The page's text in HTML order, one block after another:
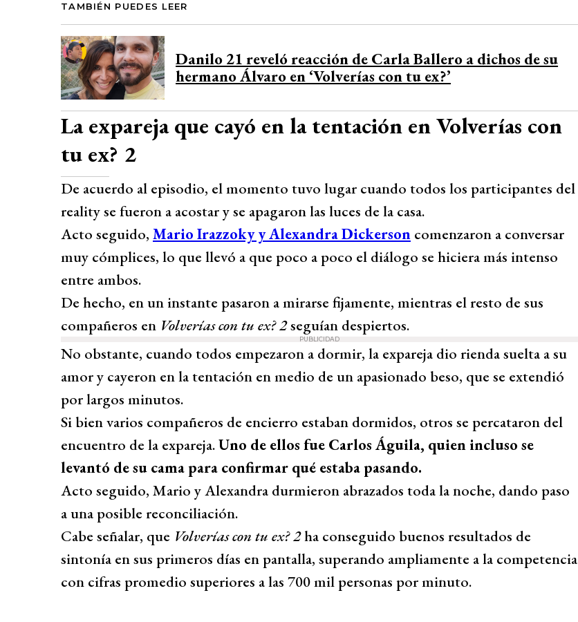
TAMBIÉN PUEDES LEER
Danilo 21 reveló reacción de Carla Ballero a dichos de su
hermano Álvaro en ‘Volverías con tu ex?’
La expareja que cayó en la tentación en Volverías con
tu ex? 2
De acuerdo al episodio, el momento tuvo lugar cuando todos los participantes del
reality se fueron a acostar y se apagaron las luces de la casa.
Acto seguido, Mario Irazzoky y Alexandra Dickerson comenzaron a conversar
muy cómplices, lo que llevó a que poco a poco el diálogo se hiciera más intenso
entre ambos.
De hecho, en un instante pasaron a mirarse fijamente, mientras el resto de sus
compañeros en Volverías con tu ex? 2seguían despiertos.
PUBLICIDAD
No obstante, cuando todos empezaron a dormir, la expareja dio rienda suelta a su
amor y cayeron en la tentación en medio de un apasionado beso, que se extendió
por largos minutos.
Si bien varios compañeros de encierro estaban dormidos, otros se percataron del
encuentro de la expareja.Uno de ellos fue Carlos Águila, quien incluso se
levantó de su cama para confirmar qué estaba pasando.
Acto seguido, Mario y Alexandra durmieron abrazados toda la noche, dando paso
a una posible reconciliación.
Cabe señalar, que Volverías con tu ex?2ha conseguido buenos resultados de
sintonía en sus primeros días en pantalla, superando ampliamente a la competencia
con cifras promedio superiores a las 700 mil personas por minuto.